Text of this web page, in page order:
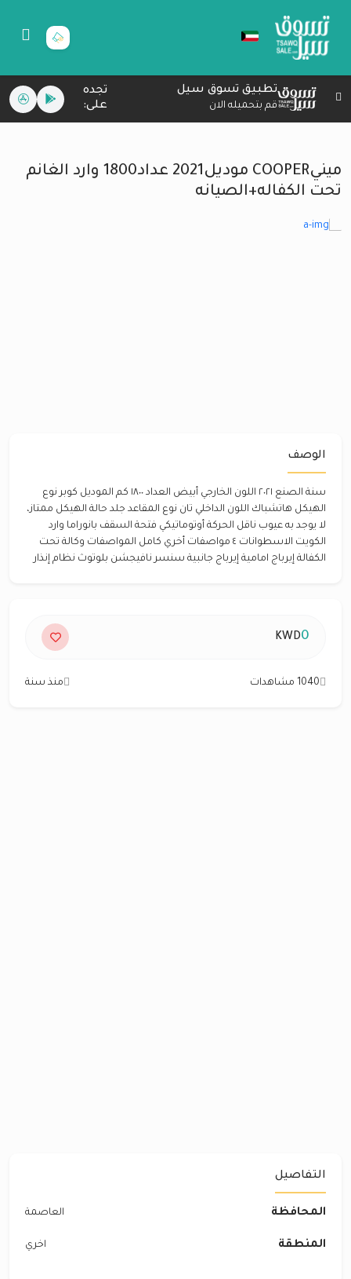
تطبيق تسوق سيل
قم بتحميله الان
تجده
على:
مينيCOOPER موديل2021 عداد1800 وارد الغانم
تحت الكفاله+الصيانه
الوصف
سنة الصنع ٢٠٢١ اللون الخارجي أبيض العداد ١٨٠٠ كم الموديل كوبر نوع
الهيكل هاتشباك اللون الداخلي تان نوع المقاعد جلد حالة الهيكل ممتاز،
لا يوجد به عيوب ناقل الحركة أوتوماتيكي فتحة السقف بانوراما وارد
الكويت الاسطوانات ٤ مواصفات أخري كامل المواصفات وكالة تحت
الكفالة إيرباج امامية إيرباج جانبية سنسر نافيجشن بلوتوث نظام إنذار
0
KWD
1040 مشاهدات منذ سنة
التفاصيل
المحافظة العاصمة
المنطقة اخري